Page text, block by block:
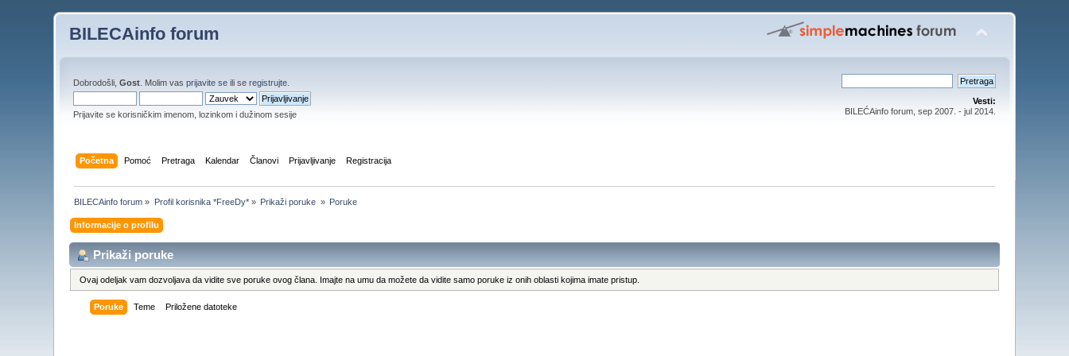
BILECAinfo forum
Dobrodošli,Gost . Molim vasprijavite se ili seregistrujte
Prijavite se korisničkim imenom, lozinkom i dužinom sesije
Vesti:
BILEĆAinfo forum, sep 2007. - jul 2014.
Početna Pomoć Pretraga Kalendar Članovi Prijavljivanje Registracija
BILECAinfo forum » Profil korisnika *FreeDy*» Prikaži poruke » Poruke
Informacije o profilu
Prikaži poruke
Ovaj odeljak vam dozvoljava da vidite sve poruke ovog člana. Imajte na umu da možete da vidite samo poruke iz onih oblasti kojima imate pristup.
Poruke Teme Priložene datoteke